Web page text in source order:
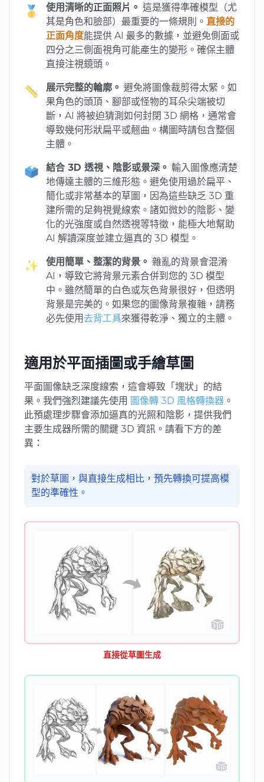
🥇 使用清晰的正面照片。 這是獲得準確模型（尤
其是角色和臉部）最重要的一條規則。 直接的
正面角度能提供 AI 最多的數據，並避免側面或
四分之三側面視角可能產生的變形。確保主體
直接注視鏡頭。
📏 展示完整的輪廓。 避免將圖像裁剪得太緊。如
果角色的頭頂、腳部或怪物的耳朵尖端被切
斷，AI 將被迫猜測如何封閉 3D 網格，通常會
導致幾何形狀扁平或翹曲。構圖時請包含整個
主體。
🗳️ 結合 3D 透視、陰影或景深。 輸入圖像應清楚
地傳達主體的三維形態。避免使用過於扁平、
簡化或非常基本的草圖，因為這些缺乏 3D 重
建所需的足夠視覺線索。諸如微妙的陰影、變
化的光強度或自然透視等特徵，能極大地幫助
AI 解讀深度並建立逼真的 3D 模型。
✨ 使用簡單、整潔的背景。 雜亂的背景會混淆
AI，導致它將背景元素合併到您的 3D 模型
中。雖然簡單的白色或灰色背景很好，但透明
背景是完美的。如果您的圖像背景複雜，請務
必先使用去背工具來獲得乾淨、獨立的主體。
適用於平面插圖或手繪草圖
平面圖像缺乏深度線索，這會導致「塊狀」的結
果。我們強烈建議先使用 圖像轉 3D 風格轉換器 。
此預處理步驟會添加逼真的光照和陰影，提供我們
主要生成器所需的關鍵 3D 資訊。請看下方的差
異：
對於草圖，與直接生成相比，預先轉換可提高模
型的準確性。
直接從草圖生成